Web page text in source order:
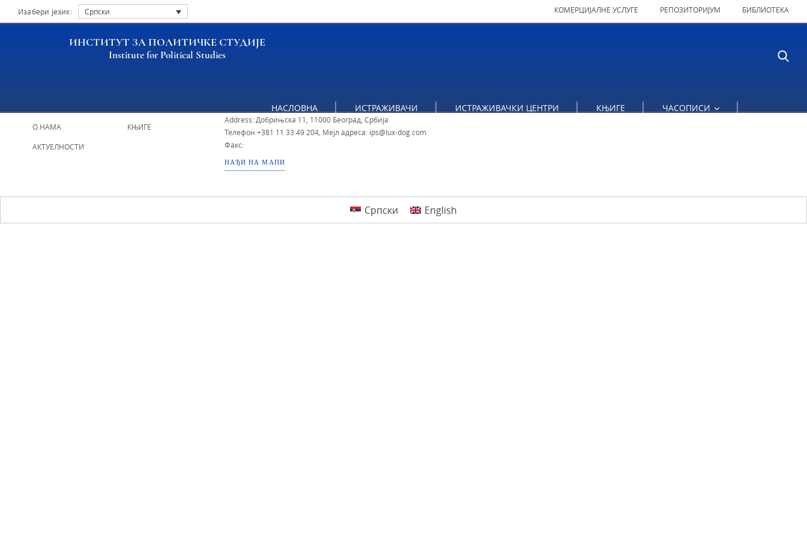
Изабери језик: Српски КОМЕРЦИЈАЛНЕ УСЛУГЕ РЕПОЗИТОРИЈУМ БИБЛИОТЕКА
ИНСТИТУТ ЗА ПОЛИТИЧКЕ СТУДИЈЕ
Institute for Political Studies
НАСЛОВНА ИСТРАЖИВАЧИ ИСТРАЖИВАЧКИ ЦЕНТРИ КЊИГЕ ЧАСОПИСИ
О НАМА
АКТУЕЛНОСТИ
КЊИГЕ
ИПС - Институт за политичке студије
Address: Добрињска 11, 11000 Београд, Србија
Телефон +381 11 33 49 204, Мејл адреса: ips@lux-dog.com
Факс:
НАЂИ НА МАПИ
Српски English